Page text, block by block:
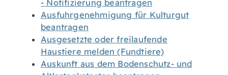
- Notifizierung beantragen
Ausfuhrgenehmigung für Kulturgut
beantragen
Ausgesetzte oder freilaufende
Haustiere melden (Fundtiere)
Auskunft aus dem Bodenschutz- und